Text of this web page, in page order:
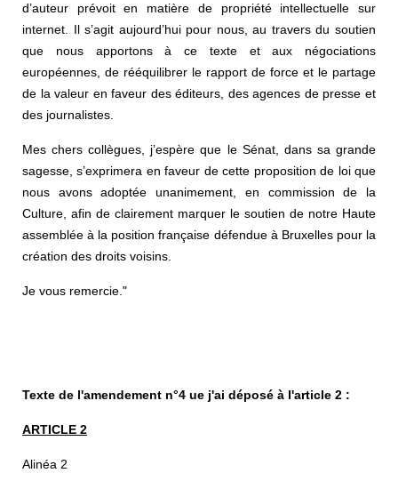
d’auteur prévoit en matière de propriété intellectuelle sur
internet. Il s’agit aujourd’hui pour nous, au travers du soutien
que nous apportons à ce texte et aux négociations
européennes, de rééquilibrer le rapport de force et le partage
de la valeur en faveur des éditeurs, des agences de presse et
des journalistes.
Mes chers collègues, j’espère que le Sénat, dans sa grande
sagesse, s’exprimera en faveur de cette proposition de loi que
nous avons adoptée unanimement, en commission de la
Culture, afin de clairement marquer le soutien de notre Haute
assemblée à la position française défendue à Bruxelles pour la
création des droits voisins.
Je vous remercie."
Texte de l'amendement n°4 ue j'ai déposé à l'article 2 :
ARTICLE 2
Alinéa 2